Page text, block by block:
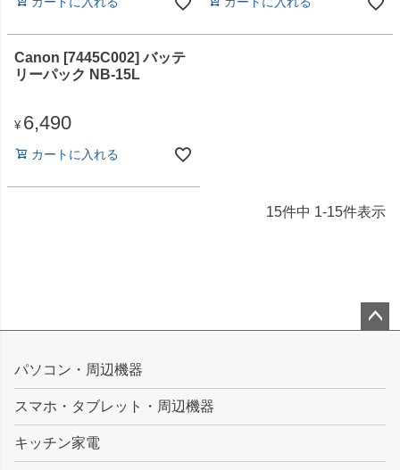
Canon [7445C002] バッテ
リーパック NB-15L
¥ 6,490
カートに入れる
15件中 1-15件表示
ップ
パソコン・周辺機器
スマホ・タブレット・周辺機器
キッチン家電